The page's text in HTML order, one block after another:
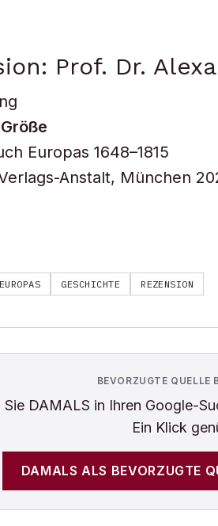
Prof. Dr.
Europas 1648–1815
Anstalt, München
EUROPAS GESCHICHTE REZENSION
BEVORZUGTE QUELLE
Sie DAMALS in Ihren Google-
Ein Klick
DAMALS ALS BEVORZUGTE